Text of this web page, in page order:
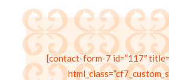
[contact-form-7 id=”117″